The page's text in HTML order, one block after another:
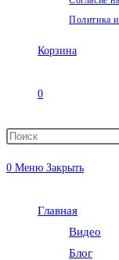
Политика
Корзина
0
Переключить
0 Меню Закрыть
Главная
Видео
Блог